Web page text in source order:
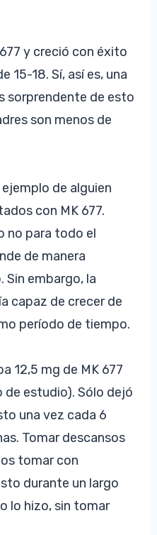
y creció con éxito
15-18. Sí, así es, una
sorprendente de esto
son menos de
de alguien
con MK 677.
no para todo el
de manera
embargo, la
capaz de crecer de
período de tiempo.
12,5 mg de MK 677
de estudio). Sólo dejó
una vez cada 6
Tomar descansos
tomar con
durante un largo
lo hizo, sin tomar